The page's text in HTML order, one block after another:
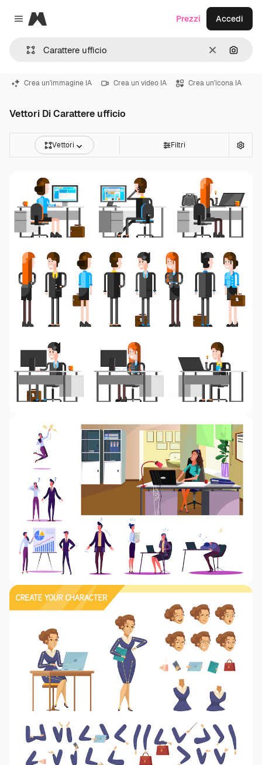
Close menu
Magnific
CancellaCerca
Prezzi Accedi
Crea un'immagine IA Crea un video IA Crea un'icona IA
Vettori Di Carattere ufficio
Vettori Filtri